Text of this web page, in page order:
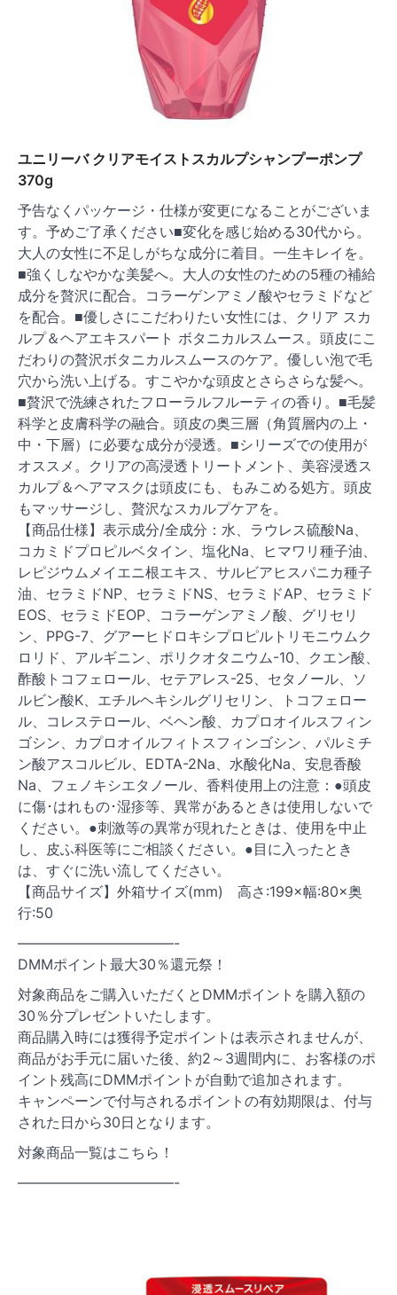
ユニリーバ クリアモイストスカルプシャンプーポンプ
370g
予告なくパッケージ・仕様が変更になることがございま
す。予めご了承ください■変化を感じ始める30代から。
大人の女性に不足しがちな成分に着目。一生キレイを。
■強くしなやかな美髪へ。大人の女性のための5種の補給
成分を贅沢に配合。コラーゲンアミノ酸やセラミドなど
を配合。■優しさにこだわりたい女性には、クリア スカ
ルプ＆ヘアエキスパート ボタニカルスムース。頭皮にこ
だわりの贅沢ボタニカルスムースのケア。優しい泡で毛
穴から洗い上げる。すこやかな頭皮とさらさらな髪へ。
■贅沢で洗練されたフローラルフルーティの香り。■毛髪
科学と皮膚科学の融合。頭皮の奥三層（角質層内の上・
中・下層）に必要な成分が浸透。■シリーズでの使用が
オススメ。クリアの高浸透トリートメント、美容浸透ス
カルプ＆ヘアマスクは頭皮にも、もみこめる処方。頭皮
もマッサージし、贅沢なスカルプケアを。
【商品仕様】表示成分/全成分：水、ラウレス硫酸Na、
コカミドプロピルベタイン、塩化Na、ヒマワリ種子油、
レピジウムメイエニ根エキス、サルビアヒスパニカ種子
油、セラミドNP、セラミドNS、セラミドAP、セラミド
EOS、セラミドEOP、コラーゲンアミノ酸、グリセリ
ン、PPG-7、グアーヒドロキシプロピルトリモニウムク
ロリド、アルギニン、ポリクオタニウム-10、クエン酸、
酢酸トコフェロール、セテアレス-25、セタノール、ソ
ルビン酸K、エチルヘキシルグリセリン、トコフェロー
ル、コレステロール、ベヘン酸、カプロオイルスフィン
ゴシン、カプロオイルフィトスフィンゴシン、パルミチ
ン酸アスコルビル、EDTA-2Na、水酸化Na、安息香酸
Na、フェノキシエタノール、香料使用上の注意：●頭皮
に傷･はれもの･湿疹等、異常があるときは使用しないで
ください。●刺激等の異常が現れたときは、使用を中止
し、皮ふ科医等にご相談ください。●目に入ったとき
は、すぐに洗い流してください。
【商品サイズ】外箱サイズ(mm) 高さ:199×幅:80×奥
行:50
———————————-
DMMポイント最大30％還元祭！
対象商品をご購入いただくとDMMポイントを購入額の
30％分プレゼントいたします。
商品購入時には獲得予定ポイントは表示されませんが、
商品がお手元に届いた後、約2～3週間内に、お客様のポ
イント残高にDMMポイントが自動で追加されます。
キャンペーンで付与されるポイントの有効期限は、付与
された日から30日となります。
対象商品一覧はこちら！
———————————-